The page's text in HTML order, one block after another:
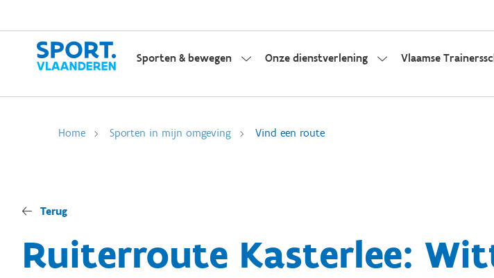
Sporten & bewegen Onze dienstverlening Vlaamse
Home Sporten in mijn omgeving Vind een route
Terug
Ruiterroute Kasterlee: